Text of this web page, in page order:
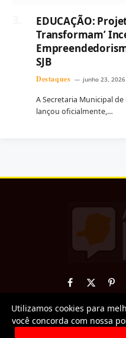
EDUCAÇÃO:
Transformam’
SJB
Destaques junho 23, 2026
A Secretaria Municipal de
lançou oficialmente,…
Facebook
X
© 2026
Todos os direitos
Utilizamos cookies para
você concorda com nossa